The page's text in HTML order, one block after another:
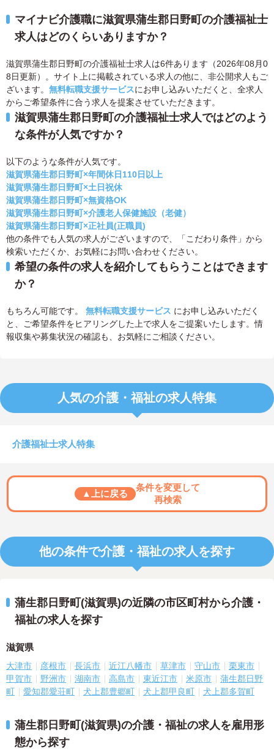
マイナビ介護職に滋賀県蒲生郡日野町の介護福祉士
求人はどのくらいありますか？
滋賀県蒲生郡日野町の介護福祉士求人は6件あります（2026年08月0
8日更新）。サイト上に掲載されている求人の他に、非公開求人もご
ざいます。 無料転職支援サービスにお申し込みいただくと、全求人
からご希望条件に合う求人を提案させていただきます。
滋賀県蒲生郡日野町の介護福祉士求人ではどのよう
な条件が人気ですか？
以下のような条件が人気です。
滋賀県蒲生郡日野町×年間休日110日以上
滋賀県蒲生郡日野町×土日祝休
滋賀県蒲生郡日野町×無資格OK
滋賀県蒲生郡日野町×介護老人保健施設（老健）
滋賀県蒲生郡日野町×正社員(正職員)
他の条件でも人気の求人がございますので、「こだわり条件」から
検索いただくか、お気軽にお問い合わせください。
希望の条件の求人を紹介してもらうことはできます
か？
もちろん可能です。 無料転職支援サービス にお申し込みいただく
と、ご希望条件をヒアリングした上で求人をご提案いたします。情
報収集や募集状況の確認も、お気軽にご相談ください。
人気の介護・福祉の求人特集
介護福祉士求人特集
▲上に戻る
条件を変更して
再検索
他の条件で介護・福祉の求人を探す
蒲生郡日野町(滋賀県)の近隣の市区町村から介護・
福祉の求人を探す
滋賀県
大津市 彦根市 長浜市 近江八幡市 草津市 守山市
栗東市
甲賀市
野洲市 湖南市 高島市 東近江市 米原市
蒲生郡日野
町
愛知郡愛荘町 犬上郡豊郷町 犬上郡甲良町 犬上郡多賀町
蒲生郡日野町(滋賀県)の介護・福祉の求人を雇用形
態から探す